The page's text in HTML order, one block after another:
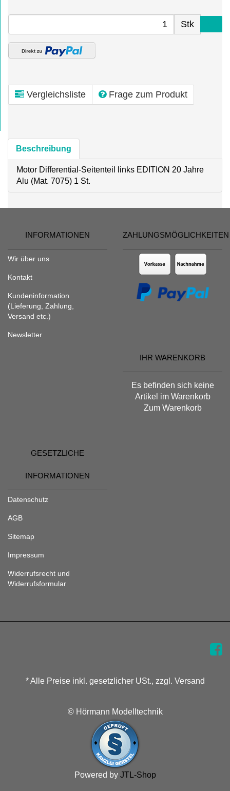
Stk
Vergleichsliste Frage zum Produkt
Beschreibung
Motor Differential-Seitenteil links EDITION 20 Jahre
Alu (Mat. 7075) 1 St.
INFORMATIONEN
Wir über uns
Kontakt
Kundeninformation
(Lieferung, Zahlung,
Versand etc.)
Newsletter
ZAHLUNGSMÖGLICHKEITEN
IHR WARENKORB
Es befinden sich keine
Artikel im Warenkorb
Zum Warenkorb
GESETZLICHE
INFORMATIONEN
Datenschutz
AGB
Sitemap
Impressum
Widerrufsrecht und
Widerrufsformular
* Alle Preise inkl. gesetzlicher USt., zzgl. Versand
© Hörmann Modelltechnik
Powered by JTL-Shop